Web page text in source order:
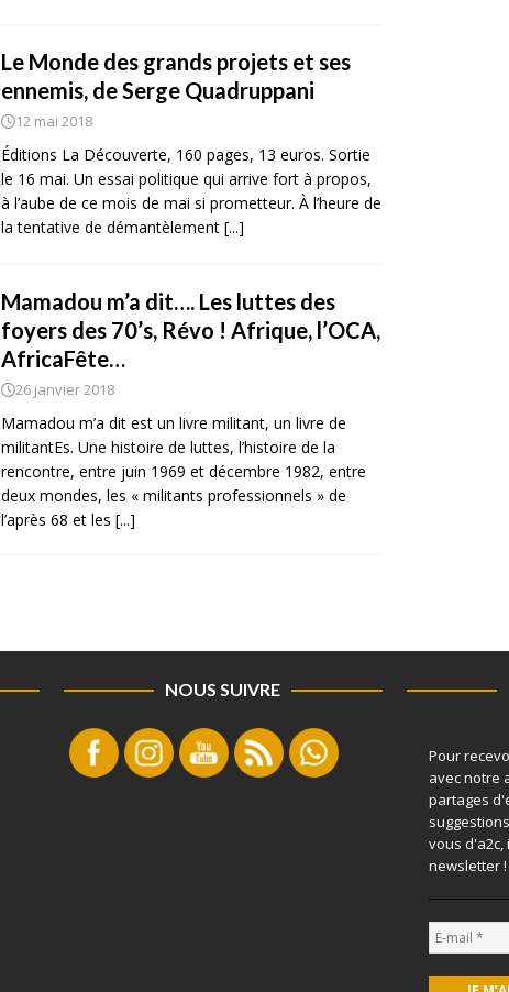
Le Monde des grands projets et ses
ennemis, de Serge Quadruppani
12 mai 2018
Éditions La Découverte, 160 pages, 13 euros. Sortie
le 16 mai. Un essai politique qui arrive fort à propos,
à l’aube de ce mois de mai si prometteur. À l’heure de
la tentative de démantèlement [...]
Mamadou m’a dit…. Les luttes des
foyers des 70’s, Révo ! Afrique, l’OCA,
AfricaFête…
26 janvier 2018
Mamadou m’a dit est un livre militant, un livre de
militantEs. Une histoire de luttes, l’histoire de la
rencontre, entre juin 1969 et décembre 1982, entre
deux mondes, les « militants professionnels » de
l’après 68 et les [...]
NOUS SUIVRE
Pour
avec notre
partages
vous d'a2c,
newsletter !